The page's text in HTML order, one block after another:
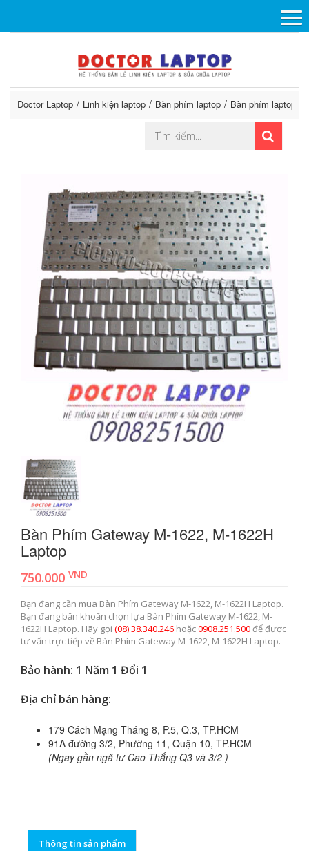
Doctor Laptop Linh kiện laptop Bàn phím laptop Bàn phím laptop
Bàn Phím Gateway M-1622, M-1622H
Laptop
750.000 VND
Bạn đang cần mua Bàn Phím Gateway M-1622, M-1622H Laptop.
Bạn đang băn khoăn chọn lựa Bàn Phím Gateway M-1622, M-
1622H Laptop. Hãy gọi (08) 38.340.246 hoặc0908.251.500để được
tư vấn trực tiếp về Bàn Phím Gateway M-1622, M-1622H Laptop.
Bảo hành: 1 Năm 1 Đổi 1
Địa chỉ bán hàng:
179 Cách Mạng Tháng 8, P.5, Q.3, TP.HCM
91A đường 3/2, Phường 11, Quận 10, TP.HCM
(Ngay gần ngã tư Cao Thắng Q3 và 3/2 )
Thông tin sản phẩm